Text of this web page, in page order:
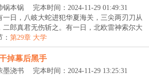
锅本锅
完本时间：2024-11-29 01:49:31
一日，八岐大蛇进犯华夏海关，三尖两刃刀从
二郎真君无伤斩之。有一日，北欧雷神索尔大
第29章 大学
掉幕后黑手
墨浇书
完本时间：2024-11-29 13:25:31